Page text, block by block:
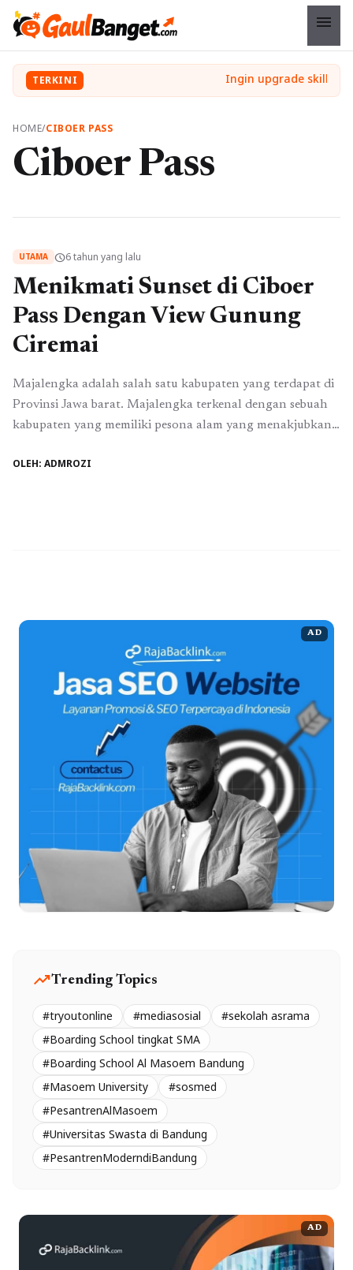
menu
TERKINI
HOME/CIBOER PASS
Ciboer Pass
UTAMA schedule6 tahun yang lalu
Menikmati Sunset di Ciboer
Pass Dengan View Gunung
Ciremai
Majalengka adalah salah satu kabupaten yang terdapat di
Provinsi Jawa barat. Majalengka terkenal dengan sebuah
kabupaten yang memiliki pesona alam yang menakjubkan
alamnya. Wilayah Kabupaten Majalengka meliputi dataran
OLEH: ADMROZI
AD
trending_upTrending Topics
#tryoutonline #mediasosial
#sekolah asrama
#Boarding School tingkat SMA
#Boarding School Al Masoem Bandung
#Masoem University
#sosmed
#PesantrenAlMasoem
#Universitas Swasta di Bandung
#PesantrenModerndiBandung
AD